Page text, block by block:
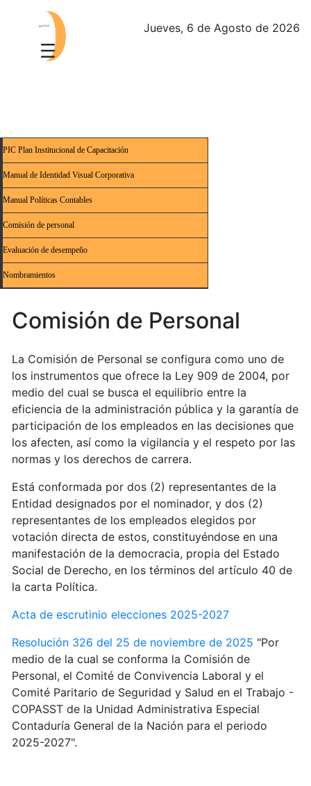
Jueves, 6 de Agosto de 2026
PIC Plan Institucional de Capacitación
Manual de Identidad Visual Corporativa
Manual Políticas Contables
Comisión de personal
Evaluación de desempeño
Nombramientos
Comisión de Personal
La Comisión de Personal se configura como uno de
los instrumentos que ofrece la Ley 909 de 2004, por
medio del cual se busca el equilibrio entre la
eficiencia de la administración pública y la garantía de
participación de los empleados en las decisiones que
los afecten, así como la vigilancia y el respeto por las
normas y los derechos de carrera.
Está conformada por dos (2) representantes de la
Entidad designados por el nominador, y dos (2)
representantes de los empleados elegidos por
votación directa de estos, constituyéndose en una
manifestación de la democracia, propia del Estado
Social de Derecho, en los términos del artículo 40 de
la carta Política.
Acta de escrutinio elecciones 2025-2027
Resolución 326 del 25 de noviembre de 2025 "Por
medio de la cual se conforma la Comisión de
Personal, el Comité de Convivencia Laboral y el
Comité Paritario de Seguridad y Salud en el Trabajo -
COPASST de la Unidad Administrativa Especial
Contaduría General de la Nación para el periodo
2025-2027".